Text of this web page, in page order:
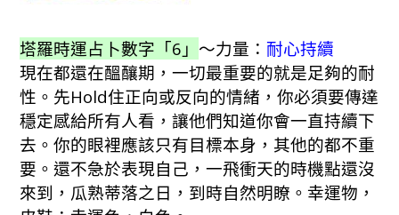
塔羅時運占卜數字「6」 ～力量： 耐心持續
現在都還在醞釀期，一切最重要的就是足夠的耐
性。先Hold住正向或反向的情緒，你必須要傳達
穩定感給所有人看，讓他們知道你會一直持續下
去。你的眼裡應該只有目標本身，其他的都不重
要。還不急於表現自己，一飛衝天的時機點還沒
來到，瓜熟蒂落之日，到時自然明瞭。幸運物，